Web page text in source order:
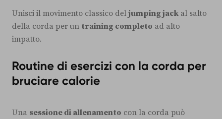
Unisci il movimento classico del jumping jackal salto
della corda per un training completo ad alto
impatto.
Routine di esercizi con la corda per
bruciare calorie
Una sessione di allenamento con la corda può